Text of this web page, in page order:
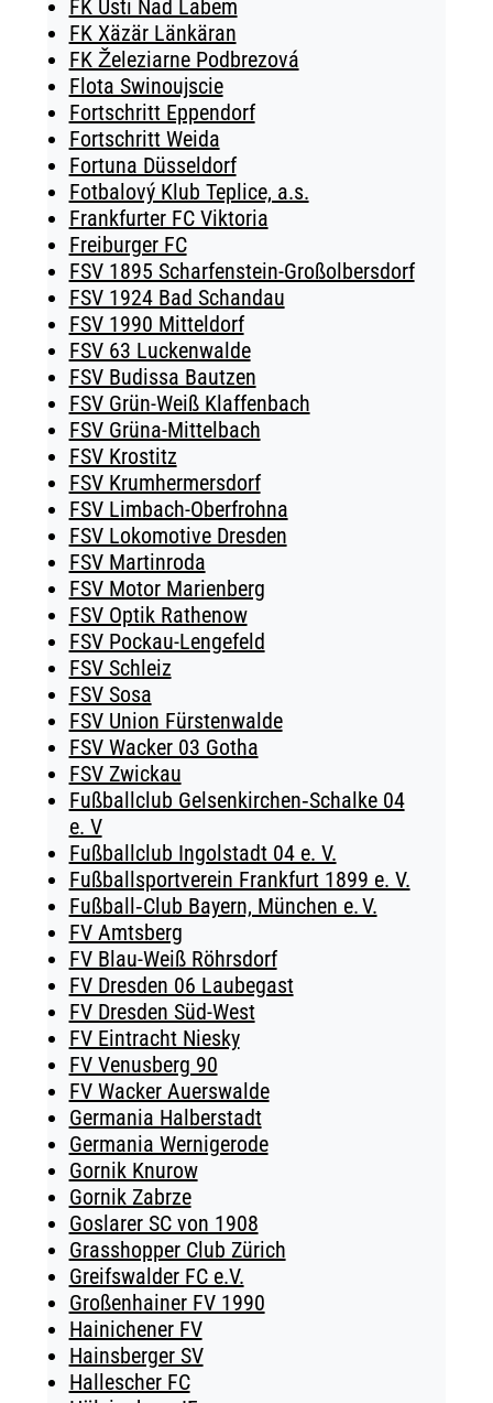
FK Usti Nad Labem
FK Xäzär Länkäran
FK Železiarne Podbrezová
Flota Swinoujscie
Fortschritt Eppendorf
Fortschritt Weida
Fortuna Düsseldorf
Fotbalový Klub Teplice, a.s.
Frankfurter FC Viktoria
Freiburger FC
FSV 1895 Scharfenstein-Großolbersdorf
FSV 1924 Bad Schandau
FSV 1990 Mitteldorf
FSV 63 Luckenwalde
FSV Budissa Bautzen
FSV Grün-Weiß Klaffenbach
FSV Grüna-Mittelbach
FSV Krostitz
FSV Krumhermersdorf
FSV Limbach-Oberfrohna
FSV Lokomotive Dresden
FSV Martinroda
FSV Motor Marienberg
FSV Optik Rathenow
FSV Pockau-Lengefeld
FSV Schleiz
FSV Sosa
FSV Union Fürstenwalde
FSV Wacker 03 Gotha
FSV Zwickau
Fußballclub Gelsenkirchen‑Schalke 04
e. V
Fußballclub Ingolstadt 04 e. V.
Fußballsportverein Frankfurt 1899 e. V.
Fußball‑Club Bayern, München e. V.
FV Amtsberg
FV Blau-Weiß Röhrsdorf
FV Dresden 06 Laubegast
FV Dresden Süd-West
FV Eintracht Niesky
FV Venusberg 90
FV Wacker Auerswalde
Germania Halberstadt
Germania Wernigerode
Gornik Knurow
Gornik Zabrze
Goslarer SC von 1908
Grasshopper Club Zürich
Greifswalder FC e.V.
Großenhainer FV 1990
Hainichener FV
Hainsberger SV
Hallescher FC